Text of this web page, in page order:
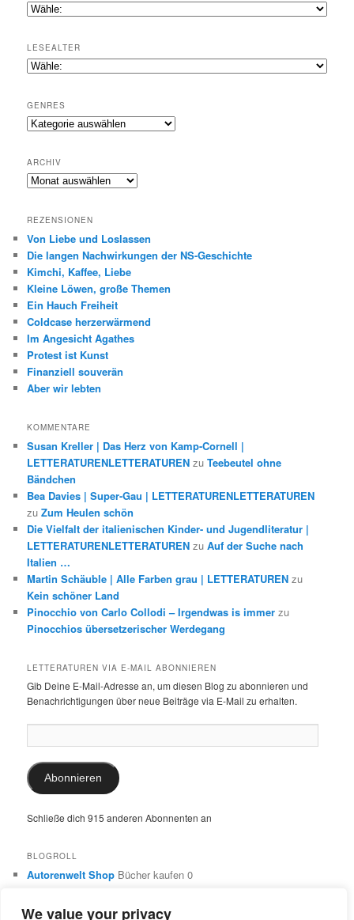
We value your privacy
LESEALTER
GENRES
Genres
ARCHIV
Archiv
REZENSIONEN
Von Liebe und Loslassen
Die langen Nachwirkungen der NS-Geschichte
Kimchi, Kaffee, Liebe
Kleine Löwen, große Themen
Ein Hauch Freiheit
Coldcase herzerwärmend
Im Angesicht Agathes
Protest ist Kunst
Finanziell souverän
Aber wir lebten
KOMMENTARE
Susan Kreller | Das Herz von Kamp-Cornell |
LETTERATURENLETTERATUREN zuTeebeutel ohne
Bändchen
Bea Davies | Super-Gau | LETTERATURENLETTERATUREN
zuZum Heulen schön
Die Vielfalt der italienischen Kinder- und Jugendliteratur |
LETTERATURENLETTERATUREN zuAuf der Suche nach
Italien …
Martin Schäuble | Alle Farben grau | LETTERATUREN zu
Kein schöner Land
Pinocchio von Carlo Collodi – Irgendwas is immer zu
Pinocchios übersetzerischer Werdegang
LETTERATUREN VIA E-MAIL ABONNIEREN
Gib Deine E-Mail-Adresse an, um diesen Blog zu abonnieren und
Benachrichtigungen über neue Beiträge via E-Mail zu erhalten.
Mail-
Adresse:
Abonnieren
Schließe dich 915 anderen Abonnenten an
BLOGROLL
Autorenwelt Shop Bücher kaufen 0
0